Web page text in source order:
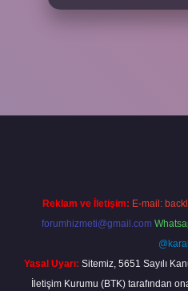
Reklam ve İletişim: E-mail:
forumhizmeti@gmail.com
Yasal Uyarı: Sitemiz, 5651 Sayılı
İletişim Kurumu (BTK) tarafından